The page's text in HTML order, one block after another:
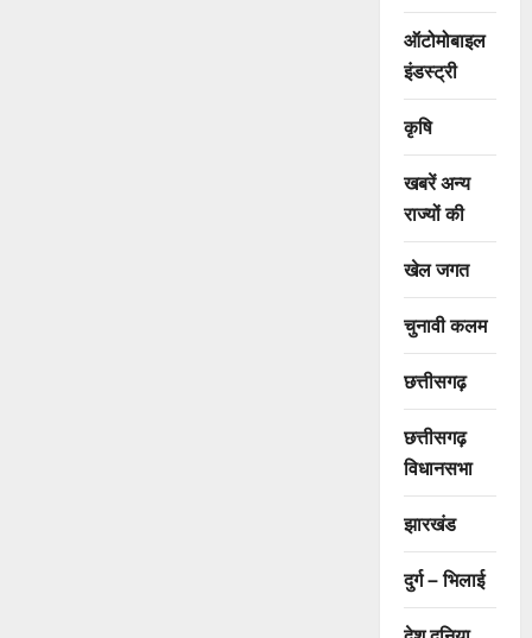
ऑटोमोबाइल
इंडस्ट्री
कृषि
खबरें अन्य
राज्यों की
खेल जगत
चुनावी कलम
छत्तीसगढ़
छत्तीसगढ़
विधानसभा
झारखंड
दुर्ग – भिलाई